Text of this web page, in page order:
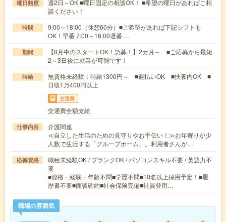
曜日頻度
週2日～OK ■曜日固定の相談OK！ ■希望の曜日があればご相
談ください！
時間
9:00～18:00（休憩60分）■ご希望があれば下記シフトも
OK！早番 7:00～16:00遅番 …
期間
【8月中のスタートOK！急募！】2カ月～ ■ご応募から最短
2～3日後に就業が可能です！
時給
無資格未経験：時給1300円～ ■週払いOK ■扶養内OK ■
日収1万400円以上
交通費
交通費全額支給
仕事内容
介護関連
≪自立した生活のための見守りやお手伝い！≫お年寄りが少
人数で生活する「グループホーム」。利用者さんが…
応募資格
職種未経験OK / ブランクOK / パソコンスキル不要 / 英語力不
要
■資格・経験・年齢不問■学歴不問■10名以上採用予定！■履
歴書不要■面談確約■社会保険完備■社員登用…
職場の雰囲気